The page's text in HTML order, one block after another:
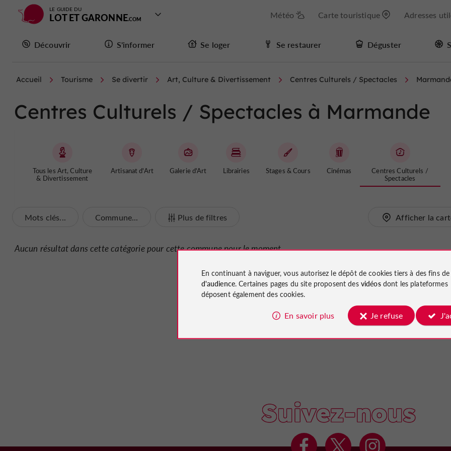
LE GUIDE DU
LOT ET GARONNE Météo Carte touristique Adresses
Découvrir S'informer Se loger Se restaurer Déguster
Accueil Tourisme Se divertir Art, Culture & Divertissement Centres Culturels / Spectacles
Centres Culturels / Spectacles à Marmande
Tous les Art, Culture
& Divertissement
Artisanat d'Art Galerie d'Art Librairies Stages & Cours Cinémas
Centres Culturels /
Spectacles
Mots clés... Commune... Plus de filtres Afficher la
Aucun résultat dans cette catégorie pour cette commune pour le moment...
Suivez-nous
En continuant à naviguer, vous autorisez le dépôt de cookies tiers à des fins de
d'audience. Certaines pages du site proposent des vidéosdont les plateformes
déposent également des cookies.
En savoir plus Je refuse